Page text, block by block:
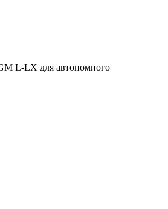
L-LX для автономного